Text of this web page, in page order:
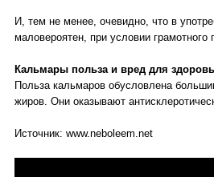
И, тем не менее, очевидно, что в
маловероятен, при условии
Кальмары польза и вред для
Польза кальмаров обусловлена
жиров. Они оказывают
Источник: www.neboleem.net